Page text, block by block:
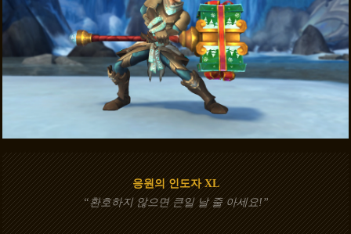
응원의 인도자 XL
“환호하지 않으면 큰일 날 줄 아세요!”